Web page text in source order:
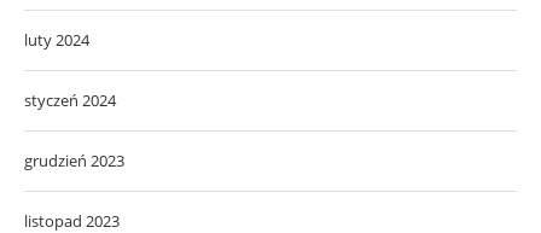
luty 2024
styczeń 2024
grudzień 2023
listopad 2023